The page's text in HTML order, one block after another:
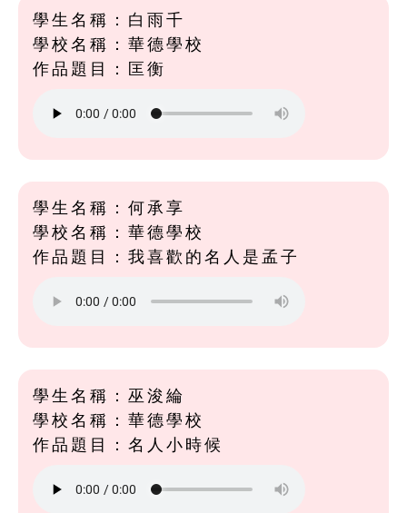
學生名稱：白雨千
學校名稱：華德學校
作品題目：匡衡
學生名稱：何承享
學校名稱：華德學校
作品題目：我喜歡的名人是孟子
學生名稱：巫浚綸
學校名稱：華德學校
作品題目：名人小時候